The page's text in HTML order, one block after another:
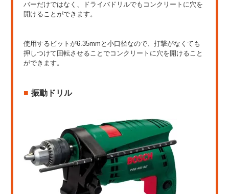
バーだけではなく、ドライバドリルでもコンクリートに穴を
開けることができます。
使用するビットが6.35mmと小口径なので、打撃がなくても
押しつけて回転させることでコンクリートに穴を開けること
ができます。
振動ドリル